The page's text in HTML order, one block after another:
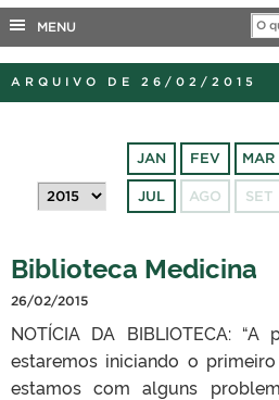
CONCURSOS
PORTARIAS
MENU
ARQUIVO DE 26/02/2015
JAN FEV MAR
JUL AGO SET
Biblioteca Medicina
26/02/2015
NOTÍCIA DA BIBLIOTECA:
estaremos iniciando o
estamos com alguns